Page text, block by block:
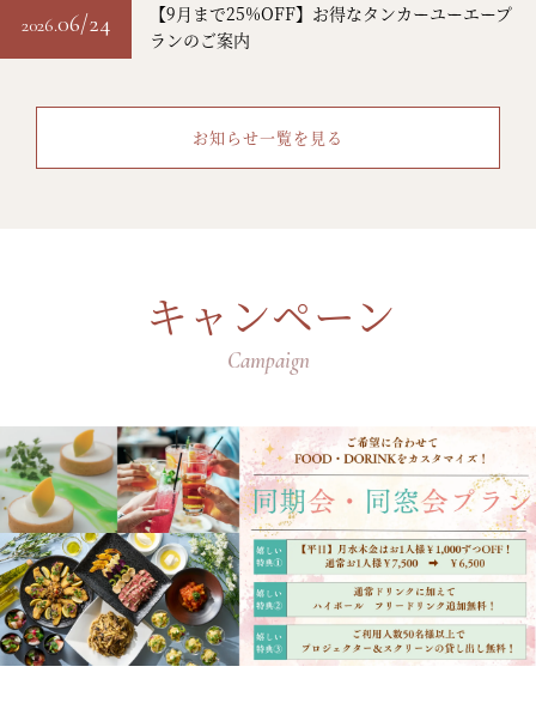
2026.06/24
【9月まで25%OFF】お得なタンカーユーエープ
ランのご案内
お知らせ一覧を見る
キャンペーン
Campaign